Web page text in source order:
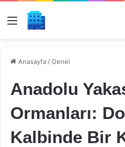
Menü
Anasayfa /Genel
Anadolu
Ormanları:
Kalbinde Bir